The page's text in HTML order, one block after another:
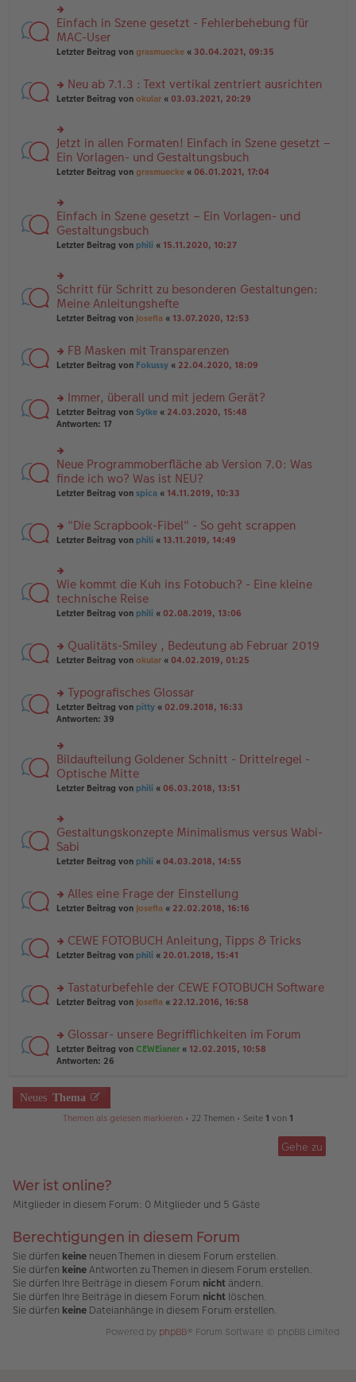
B
ei
tr
a
g
g
el
es
e
n
B
ei
tr
g
rs
te
r
u
g
el
es
n
er
B
ei
tr
g
Einfach in Szene gesetzt - Fehlerbehebung für
MAC-User
Letzter Beitrag von grasmuecke « 30.04.2021, 09:35
rs
u
n
g
el
n
er
B
ei
g
Neu ab 7.1.3 : Text vertikal zentriert ausrichten
Letzter Beitrag von okular « 03.03.2021, 20:29
rs
te
r
u
g
el
es
e
n
B
ei
tr
a
g
Jetzt in allen Formaten! Einfach in Szene gesetzt –
Ein Vorlagen- und Gestaltungsbuch
Letzter Beitrag von grasmuecke « 06.01.2021, 17:04
rs
te
r
u
g
el
es
e
n
B
ei
tr
g
Einfach in Szene gesetzt – Ein Vorlagen- und
Gestaltungsbuch
Letzter Beitrag von phili « 15.11.2020, 10:27
rs
te
r
u
g
el
es
n
er
B
a
g
Schritt für Schritt zu besonderen Gestaltungen:
Meine Anleitungshefte
Letzter Beitrag von Josefia « 13.07.2020, 12:53
rs
u
n
g
es
e
n
er
B
a
g
FB Masken mit Transparenzen
Letzter Beitrag von Fokussy « 22.04.2020, 18:09
rs
te
u
n
g
el
es
er
B
tr
a
g
Immer, überall und mit jedem Gerät?
Letzter Beitrag von Sylke « 24.03.2020, 15:48
Antworten: 17
rs
te
r
u
g
el
es
n
er
B
ei
tr
g
Neue Programmoberfläche ab Version 7.0: Was
finde ich wo? Was ist NEU?
Letzter Beitrag von spica « 14.11.2019, 10:33
rs
u
n
g
el
n
er
tr
a
g
"Die Scrapbook-Fibel" - So geht scrappen
Letzter Beitrag von phili « 13.11.2019, 14:49
rs
te
r
u
g
el
es
n
er
B
a
g
Wie kommt die Kuh ins Fotobuch? - Eine kleine
technische Reise
Letzter Beitrag von phili « 02.08.2019, 13:06
rs
u
n
g
es
e
n
er
B
tr
a
g
Qualitäts-Smiley , Bedeutung ab Februar 2019
Letzter Beitrag von okular « 04.02.2019, 01:25
rs
te
u
n
g
el
es
n
er
B
ei
tr
Typografisches Glossar
Letzter Beitrag von pitty « 02.09.2018, 16:33
Antworten: 39
rs
te
r
u
g
el
es
e
n
B
ei
tr
g
Bildaufteilung Goldener Schnitt - Drittelregel -
Optische Mitte
Letzter Beitrag von phili « 06.03.2018, 13:51
rs
te
r
u
g
el
es
n
er
tr
a
Gestaltungskonzepte Minimalismus versus Wabi-
Sabi
Letzter Beitrag von phili « 04.03.2018, 14:55
rs
u
n
es
e
B
ei
tr
g
Alles eine Frage der Einstellung
Letzter Beitrag von Josefia « 22.02.2018, 16:16
rs
u
n
es
e
n
B
ei
tr
CEWE FOTOBUCH Anleitung, Tipps & Tricks
Letzter Beitrag von phili « 20.01.2018, 15:41
rs
u
n
g
es
e
n
g
Tastaturbefehle der CEWE FOTOBUCH Software
Letzter Beitrag von Josefia « 22.12.2016, 16:58
rs
te
n
g
ei
tr
Glossar- unsere Begrifflichkeiten im Forum
Letzter Beitrag von CEWEianer « 12.02.2015, 10:58
Antworten: 26
Neues Thema
Themen als gelesen markieren • 22 Themen • Seite 1 von 1
Gehe zu
Wer ist online?
Mitglieder in diesem Forum: 0 Mitglieder und 5 Gäste
Berechtigungen in diesem Forum
Sie dürfen keine neuen Themen in diesem Forum erstellen.
Sie dürfen keineAntworten zu Themen in diesem Forum erstellen.
Sie dürfen Ihre Beiträge in diesem Forum nicht ändern.
Sie dürfen Ihre Beiträge in diesem Forum nicht löschen.
Sie dürfen keine Dateianhänge in diesem Forum erstellen.
Powered by phpBB® Forum Software © phpBB Limited